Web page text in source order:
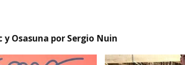
Osasuna por Sergio Nuin